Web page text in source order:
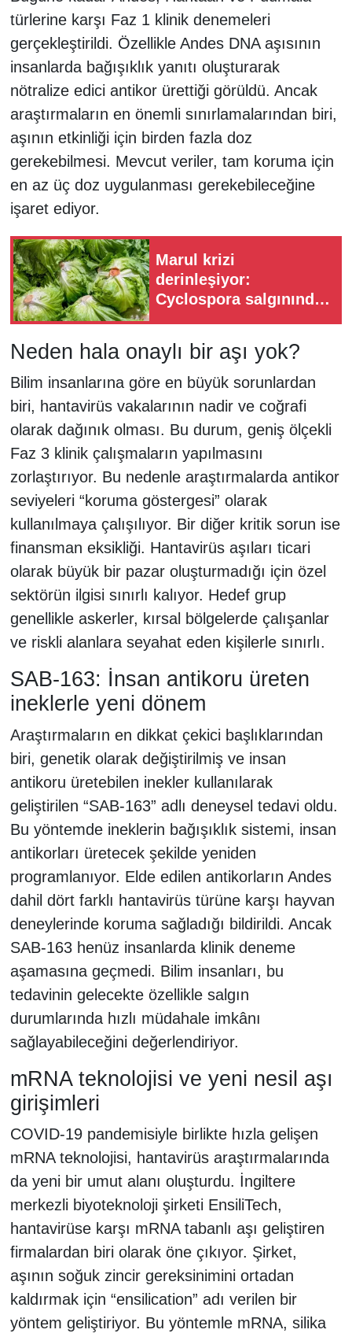
türlerine karşı Faz 1 klinik denemeleri
gerçekleştirildi. Özellikle Andes DNA aşısının
insanlarda bağışıklık yanıtı oluşturarak
nötralize edici antikor ürettiği görüldü. Ancak
araştırmaların en önemli sınırlamalarından biri,
aşının etkinliği için birden fazla doz
gerekebilmesi. Mevcut veriler, tam koruma için
en az üç doz uygulanması gerekebileceğine
işaret ediyor.
Marul krizi
derinleşiyor:
Cyclospora salgınında
Neden hala onaylı bir aşı yok?
Bilim insanlarına göre en büyük sorunlardan
biri, hantavirüs vakalarının nadir ve coğrafi
olarak dağınık olması. Bu durum, geniş ölçekli
Faz 3 klinik çalışmaların yapılmasını
zorlaştırıyor. Bu nedenle araştırmalarda antikor
seviyeleri “koruma göstergesi” olarak
kullanılmaya çalışılıyor. Bir diğer kritik sorun ise
finansman eksikliği. Hantavirüs aşıları ticari
olarak büyük bir pazar oluşturmadığı için özel
sektörün ilgisi sınırlı kalıyor. Hedef grup
genellikle askerler, kırsal bölgelerde çalışanlar
ve riskli alanlara seyahat eden kişilerle sınırlı.
SAB-163: İnsan antikoru üreten
ineklerle yeni dönem
Araştırmaların en dikkat çekici başlıklarından
biri, genetik olarak değiştirilmiş ve insan
antikoru üretebilen inekler kullanılarak
geliştirilen “SAB-163” adlı deneysel tedavi oldu.
Bu yöntemde ineklerin bağışıklık sistemi, insan
antikorları üretecek şekilde yeniden
programlanıyor. Elde edilen antikorların Andes
dahil dört farklı hantavirüs türüne karşı hayvan
deneylerinde koruma sağladığı bildirildi. Ancak
SAB-163 henüz insanlarda klinik deneme
aşamasına geçmedi. Bilim insanları, bu
tedavinin gelecekte özellikle salgın
durumlarında hızlı müdahale imkânı
sağlayabileceğini değerlendiriyor.
mRNA teknolojisi ve yeni nesil aşı
girişimleri
COVID-19 pandemisiyle birlikte hızla gelişen
mRNA teknolojisi, hantavirüs araştırmalarında
da yeni bir umut alanı oluşturdu. İngiltere
merkezli biyoteknoloji şirketi EnsiliTech,
hantavirüse karşı mRNA tabanlı aşı geliştiren
firmalardan biri olarak öne çıkıyor. Şirket,
aşının soğuk zincir gereksinimini ortadan
kaldırmak için “ensilication” adı verilen bir
yöntem geliştiriyor. Bu yöntemle mRNA, silika